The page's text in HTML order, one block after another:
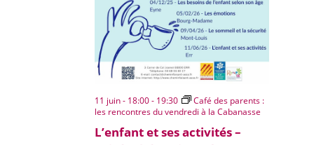
L’enfant et ses activités –
11 juin - 18:00- 19:30
Café des parents :
les rencontres du vendredi à la Cabanasse